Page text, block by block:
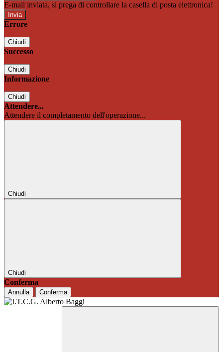
E-mail inviata, si prega di controllare la casella di posta elettronica!
Errore
Chiudi
Successo
Chiudi
Informazione
Chiudi
Attendere...
Attendere il completamento dell'operazione...
Chiudi
Chiudi
Conferma
Annulla Conferma